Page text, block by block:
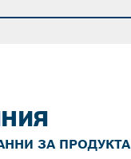
ЗА ПРОДУКТА